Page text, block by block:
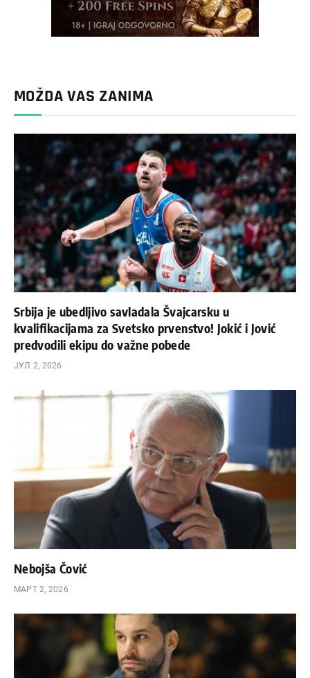
MOŽDA VAS ZANIMA
Srbija je ubedljivo savladala Švajcarsku u
kvalifikacijama za Svetsko prvenstvo! Jokić i Jović
predvodili ekipu do važne pobede
ЈУЛ 2, 2026
Nebojša Čović
МАРТ 2, 2026